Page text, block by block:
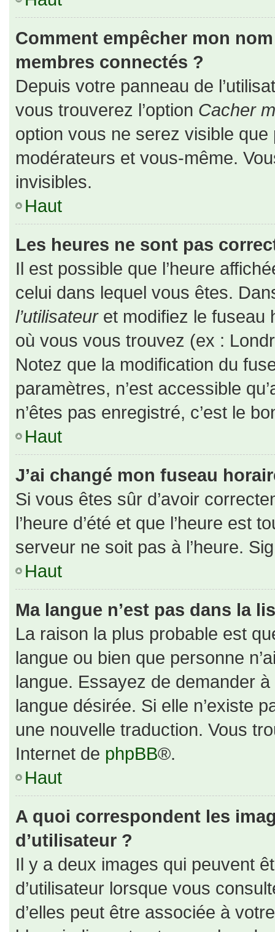
Comment empêcher mon
membres connectés ?
Depuis votre panneau de
vous trouverez l’option Cacher
option vous ne serez visible
modérateurs et vous-même.
invisibles.
Haut
Les heures ne sont pas
Il est possible que l’heure
celui dans lequel vous êtes.
l’utilisateuret modifiez le fuseau
où vous vous trouvez (ex :
Notez que la modification du
paramètres, n’est accessible
n’êtes pas enregistré, c’est le
Haut
J’ai changé mon fuseau
Si vous êtes sûr d’avoir
l’heure d’été et que l’heure est
serveur ne soit pas à l’heure.
Haut
Ma langue n’est pas dans la
La raison la plus probable est
langue ou bien que personne
langue. Essayez de demander
langue désirée. Si elle n’existe
une nouvelle traduction. Vous
Internet de phpBB®.
Haut
A quoi correspondent les
d’utilisateur ?
Il y a deux images qui peuvent
d’utilisateur lorsque vous
d’elles peut être associée à